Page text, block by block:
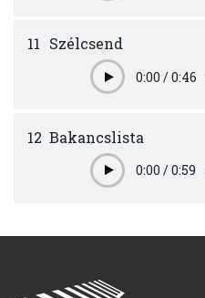
11 Szélcsend
Play0:00 /0:46
12 Bakancslista
Play0:00 /0:59